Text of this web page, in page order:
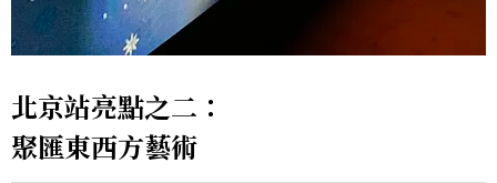
北京站亮點之二：
聚匯東西方藝術